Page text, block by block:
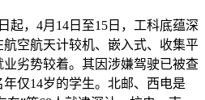
，4月14日至15日，工科底蕴深
空航天计较机、嵌入式、收集平
劣势较着。其因涉嫌驾驶已被查
仅14岁的学生。北邮、西电是